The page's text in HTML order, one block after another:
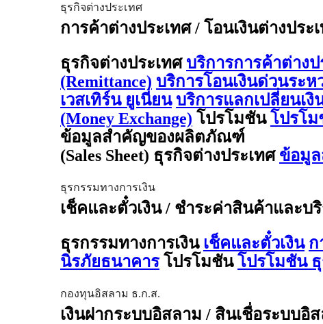
ธุรกิจต่างประเทศ
การค้าต่างประเทศ / โอนเงินต่างประ
ธุรกิจต่างประเทศ บริการการค้าต่างป
(Remittance) บริการโอนเงินด่วนระห
เวสเทิร์น ยูเนี่ยน บริการแลกเปลี่ยนเงิ
(Money Exchange) โปรโมชัน โปรโม
ข้อมูลสำคัญของผลิตภัณฑ์
(Sales Sheet) ธุรกิจต่างประเทศ ข้อมูล
ธุรกรรมทางการเงิน
เช็คและตั๋วเงิน / ชำระค่าสินค้าและบ
ธุรกรรมทางการเงิน เช็คและตั๋วเงิน ก
นิรภัยธนาคาร โปรโมชัน โปรโมชัน ธุ
กองทุนอิสลาม ธ.ก.ส.
เงินฝากระบบอิสลาม / สินเชื่อระบบอิ